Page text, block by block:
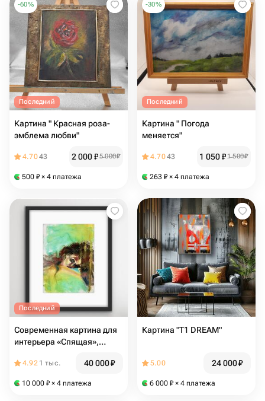
-60%
Последний
Картина " Красная роза-
эмблема любви"
4.7043 2 000₽5 000₽
500 ₽ × 4 платежа
-30%
Последний
Картина " Погода
меняется"
4.7043 1 050₽1 500₽
263 ₽ × 4 платежа
Последний
Современная картина для
интерьера «Спящая»,
картина в спальню,
4.92 1 тыс. 40 000₽
10 000 ₽ × 4 платежа
Картина "T1 DREAM"
5.00 24 000₽
6 000 ₽ × 4 платежа